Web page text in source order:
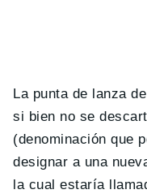
La punta de lanza
si bien no se
(denominación que
designar a una
la cual estaría